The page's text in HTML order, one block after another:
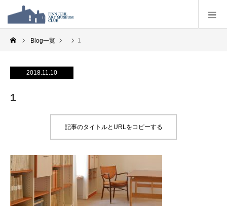
Blog一覧 1
2018.11.10
1
記事のタイトルとURLをコピーする